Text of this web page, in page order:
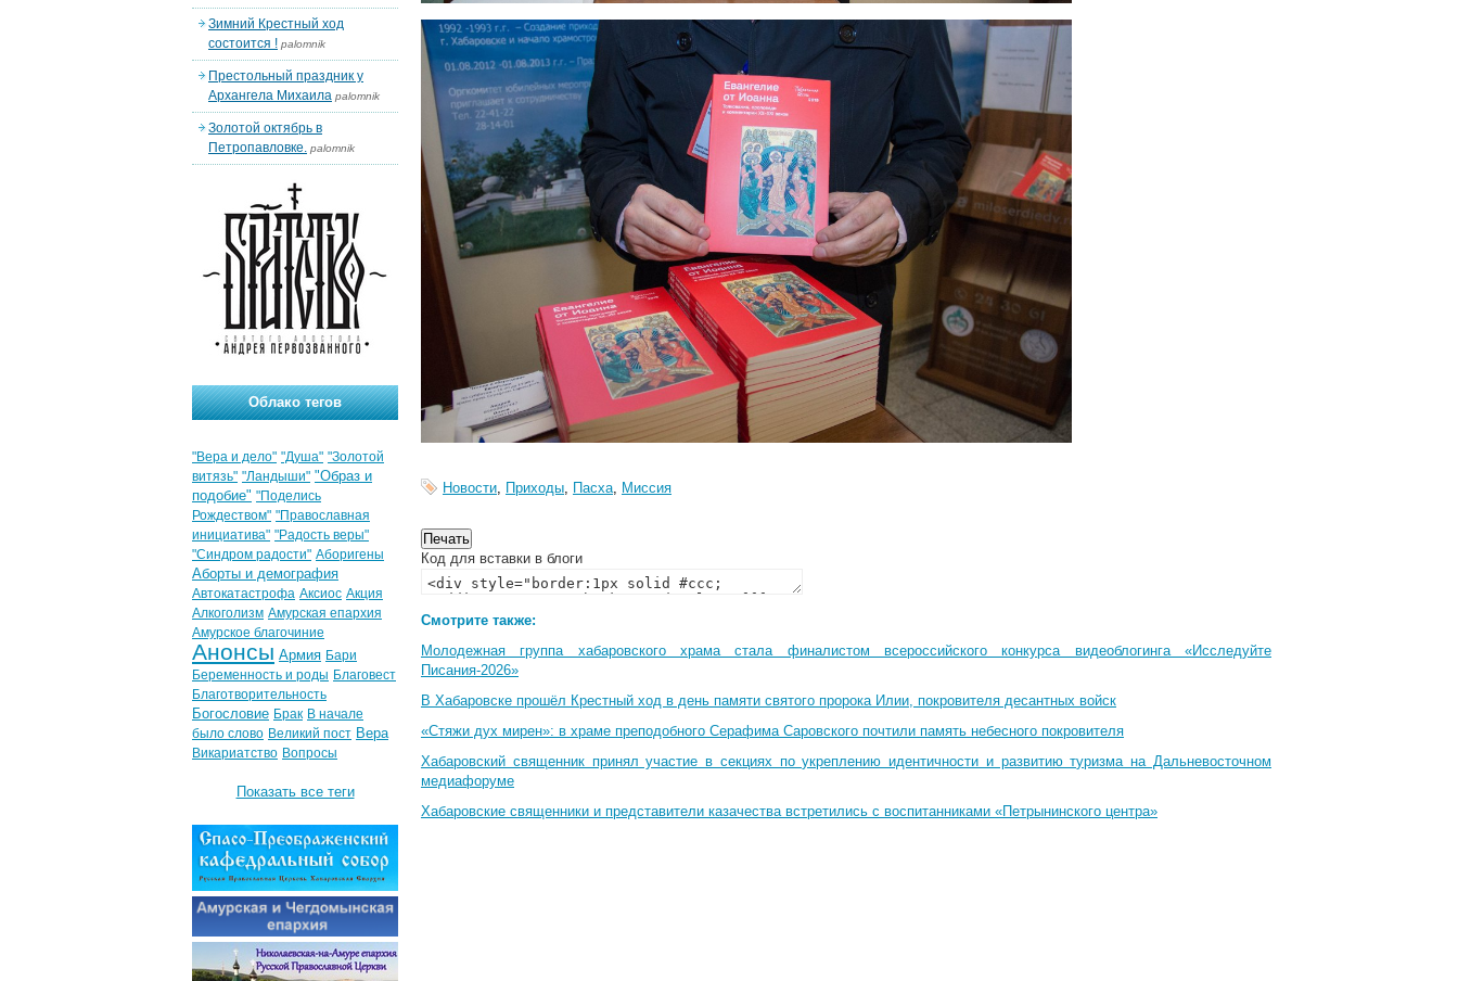
Новости, Приходы, Пасха, Миссия
Код для вставки в блоги
Смотрите также:
Молодежная группа хабаровского храма стала финалистом всероссийского конкурса видеоблогинга «Исследуйте
Писания-2026»
В Хабаровске прошёл Крестный ход в день памяти святого пророка Илии, покровителя десантных войск
«Стяжи дух мирен»: в храме преподобного Серафима Саровского почтили память небесного покровителя
Хабаровский священник принял участие в секциях по укреплению идентичности и развитию туризма на Дальневосточном
медиафоруме
Хабаровские священники и представители казачества встретились с воспитанниками «Петрынинского центра»
Зимний Крестный ход
состоится ! palomnik
Престольный праздник у
Архангела Михаила palomnik
Золотой октябрь в
Петропавловке. palomnik
Облако тегов
"Вера и дело" "Душа" "Золотой
витязь" "Ландыши" "Образ и
подобие" "Поделись
Рождеством" "Православная
инициатива" "Радость веры"
"Синдром радости" Аборигены
Аборты и демография
Автокатастрофа Аксиос Акция
Алкоголизм Амурская епархия
Амурское благочиние
Анонсы Армия Бари
Беременность и роды Благовест
Благотворительность
Богословие Брак В начале
было слово Великий пост Вера
Викариатство Вопросы
Показать все теги